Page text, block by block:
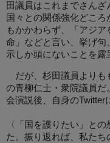
田議員はこれまでさん
国々との関係強化どこ
もかかわらず、「アジ
命」などと言い、挙げ句
示しか頭にないことを露
だが、杉田議員よりも
の青柳仁士・衆院議員だ
会演説後、自身のTwitter
〈「国を護りたい」と
た。振り返れば、私たち